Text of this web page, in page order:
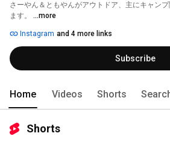
さーやん＆ともやんがアウトドア、主にキャン
ます。 ...more
Instagram and 4 more links
Subscribe
Home Videos Shorts
Shorts